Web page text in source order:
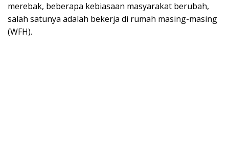
merebak, beberapa kebiasaan masyarakat berubah,
salah satunya adalah bekerja di rumah masing-masing
(WFH).